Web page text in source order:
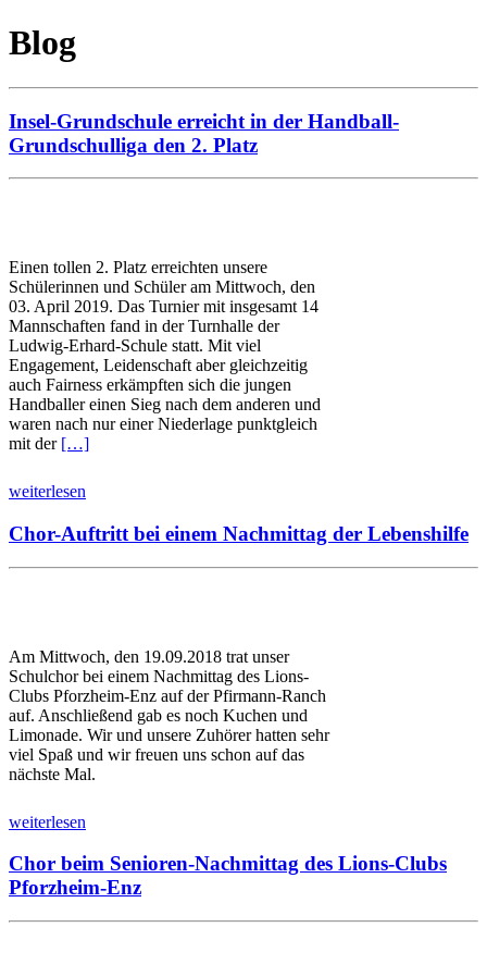
Blog
Insel-Grundschule erreicht in der Handball-
Grundschulliga den 2. Platz
Einen tollen 2. Platz erreichten unsere
Schülerinnen und Schüler am Mittwoch, den
03. April 2019. Das Turnier mit insgesamt 14
Mannschaften fand in der Turnhalle der
Ludwig-Erhard-Schule statt. Mit viel
Engagement, Leidenschaft aber gleichzeitig
auch Fairness erkämpften sich die jungen
Handballer einen Sieg nach dem anderen und
waren nach nur einer Niederlage punktgleich
mit der […]
weiterlesen
Chor-Auftritt bei einem Nachmittag der Lebenshilfe
Am Mittwoch, den 19.09.2018 trat unser
Schulchor bei einem Nachmittag des Lions-
Clubs Pforzheim-Enz auf der Pfirmann-Ranch
auf. Anschließend gab es noch Kuchen und
Limonade. Wir und unsere Zuhörer hatten sehr
viel Spaß und wir freuen uns schon auf das
nächste Mal.
weiterlesen
Chor beim Senioren-Nachmittag des Lions-Clubs
Pforzheim-Enz